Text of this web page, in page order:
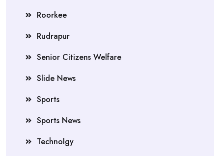
Roorkee
Rudrapur
Senior Citizens Welfare
Slide News
Sports
Sports News
Technolgy